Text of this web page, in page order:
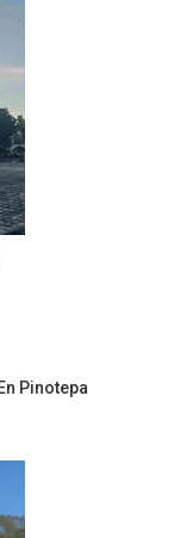
Pinotepa